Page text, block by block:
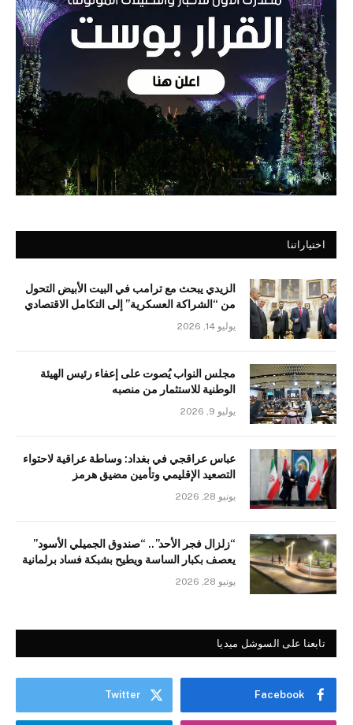
اختياراتنا
الزيدي يبحث مع ترامب في البيت الأبيض التحول
من “الشراكة العسكرية” إلى التكامل الاقتصادي
يوليو 14, 2026
مجلس النواب يُصوت على إعفاء رئيس الهيئة
الوطنية للاستثمار من منصبه
يوليو 9, 2026
عباس عراقجي في بغداد: وساطة عراقية لاحتواء
التصعيد الإقليمي وتأمين مضيق هرمز
يونيو 28, 2026
“زلزال فجر الأحد”.. “صندوق الجميلي الأسود”
يعصف بكبار الساسة ويطيح بشبكة فساد برلمانية
يونيو 28, 2026
تابعنا على السوشل ميديا
Facebook
Twitter